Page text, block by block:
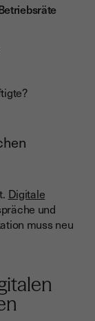
Digitale
und
muss neu